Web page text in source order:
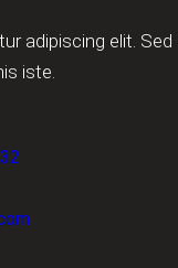
adipiscing elit. Sed
iste.